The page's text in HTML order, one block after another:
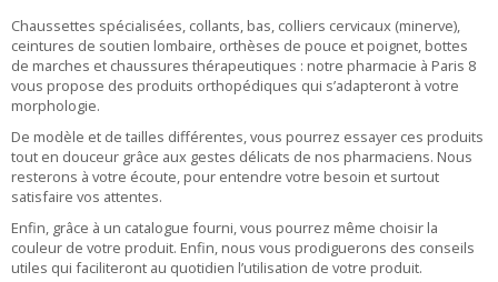
Chaussettes spécialisées, collants, bas, colliers cervicaux (minerve),
ceintures de soutien lombaire, orthèses de pouce et poignet, bottes
de marches et chaussures thérapeutiques : notre pharmacie à Paris 8
vous propose des produits orthopédiques qui s’adapteront à votre
morphologie.
De modèle et de tailles différentes, vous pourrez essayer ces produits
tout en douceur grâce aux gestes délicats de nos pharmaciens. Nous
resterons à votre écoute, pour entendre votre besoin et surtout
satisfaire vos attentes.
Enfin, grâce à un catalogue fourni, vous pourrez même choisir la
couleur de votre produit. Enfin, nous vous prodiguerons des conseils
utiles qui faciliteront au quotidien l’utilisation de votre produit.